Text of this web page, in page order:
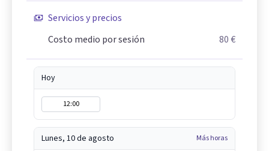
Servicios y precios
Costo medio por sesión
80 €
Hoy
12:00
Lunes, 10 de agosto Más horas